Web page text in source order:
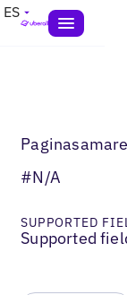
ES
#N/A
SUPPORTED
Supported